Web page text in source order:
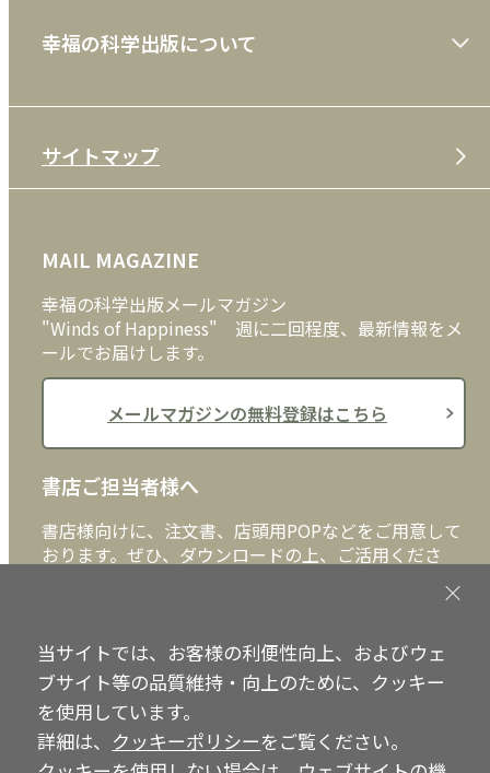
雑誌
CD
DVD・ブルーレイ
外国語
利用規約
特定商取引法
プライバシーポリシー
クッキーポリシー
幸福の科学出版について
メディア・ライブラリー
サイトマップ
MAIL MAGAZINE
幸福の科学出版メールマガジン
"Winds of Happiness" 週に二回程度、最新情報をメ
ールでお届けします。
メールマガジンの無料登録はこちら
書店ご担当者様へ
書店様向けに、注文書、店頭用POPなどをご用意して
おります。ぜひ、ダウンロードの上、ご活用くださ
書店ご担当者様へ
Copyright © IRH Press Co.,Ltd. All Rights Reserved.
当サイトでは、お客様の利便性向上、およびウェ
ブサイト等の品質維持・向上のために、クッキー
を使用しています。
詳細は、 クッキーポリシーをご覧ください。